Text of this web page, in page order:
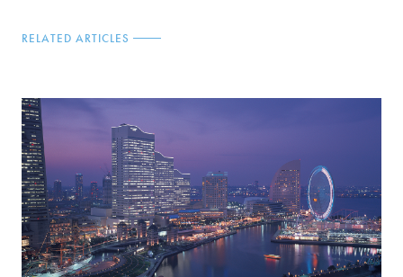
RELATED ARTICLES